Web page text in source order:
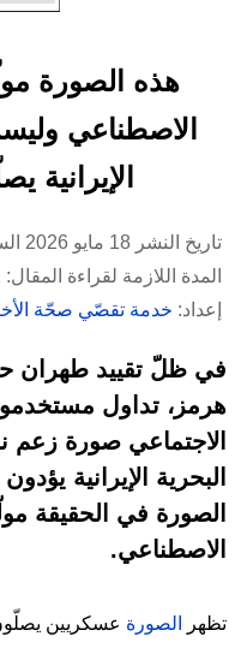
هذه الصورة
الاصطناعي
تاريخ النشر 18 مايو 2026 الساعة 12:12
المدة اللازمة لقراءة المقال: 2 دقيقة
إعداد: خدمة تقصّي صحّة
في ظلّ تقييد طهران
هرمز، تداول
الاجتماعي صورة زعم
البحرية الإيرانية
الصورة في الحقيقة
الاصطناعي.
تظهر الصورة عسكريين